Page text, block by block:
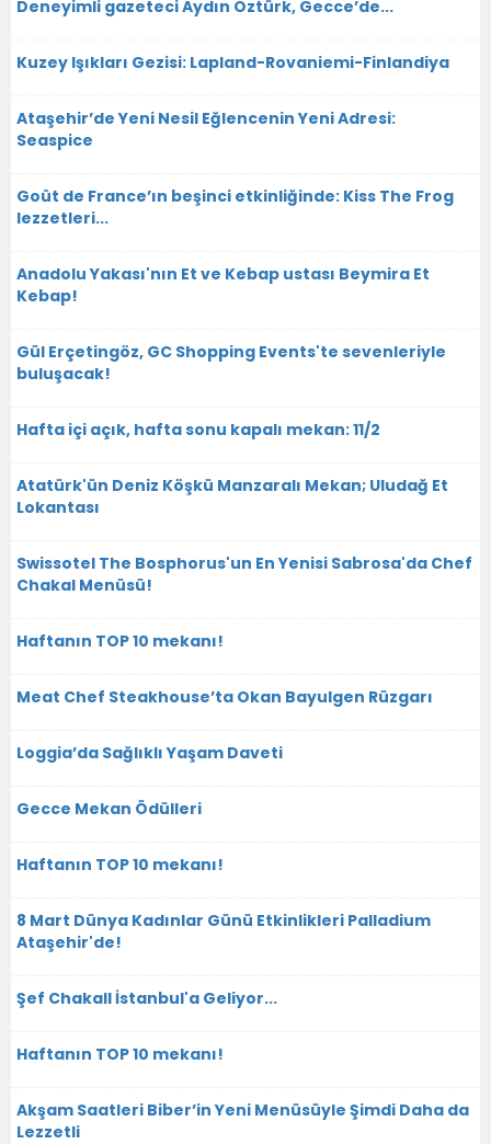
Deneyimli gazeteci Aydın Öztürk, Gecce’de...
Kuzey Işıkları Gezisi: Lapland-Rovaniemi-Finlandiya
Ataşehir’de Yeni Nesil Eğlencenin Yeni Adresi:
Seaspice
Goût de France’ın beşinci etkinliğinde: Kiss The Frog
lezzetleri...
Anadolu Yakası'nın Et ve Kebap ustası Beymira Et
Kebap!
Gül Erçetingöz, GC Shopping Events'te sevenleriyle
buluşacak!
Hafta içi açık, hafta sonu kapalı mekan: 11/2
Atatürk'ün Deniz Köşkü Manzaralı Mekan; Uludağ Et
Lokantası
Swissotel The Bosphorus'un En Yenisi Sabrosa'da Chef
Chakal Menüsü!
Haftanın TOP 10 mekanı!
Meat Chef Steakhouse’ta Okan Bayulgen Rüzgarı
Loggia’da Sağlıklı Yaşam Daveti
Gecce Mekan Ödülleri
Haftanın TOP 10 mekanı!
8 Mart Dünya Kadınlar Günü Etkinlikleri Palladium
Ataşehir'de!
Şef Chakall İstanbul'a Geliyor...
Haftanın TOP 10 mekanı!
Akşam Saatleri Biber’in Yeni Menüsüyle Şimdi Daha da
Lezzetli